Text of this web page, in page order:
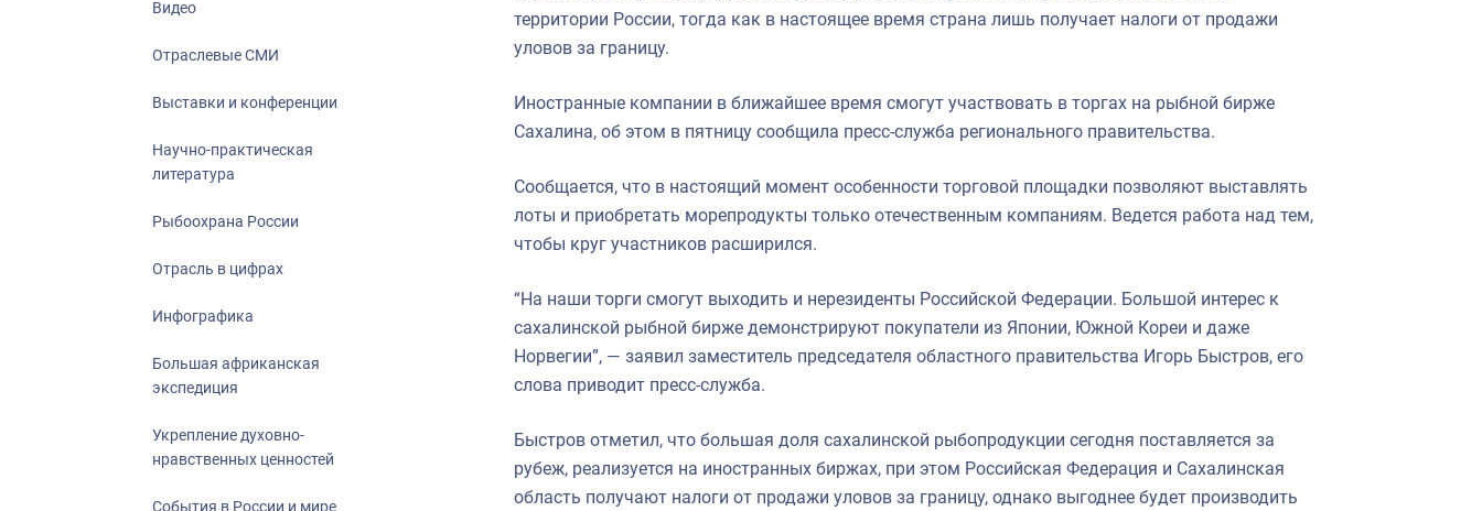
Видео
Отраслевые СМИ
Выставки и конференции
Научно-практическая
литература
Рыбоохрана России
Отрасль в цифрах
Инфографика
Большая африканская
экспедиция
Укрепление духовно-
нравственных ценностей
События в России и мире
территории России, тогда как в настоящее время страна лишь получает налоги от продажи
уловов за границу.
Иностранные компании в ближайшее время смогут участвовать в торгах на рыбной бирже
Сахалина, об этом в пятницу сообщила пресс-служба регионального правительства.
Сообщается, что в настоящий момент особенности торговой площадки позволяют выставлять
лоты и приобретать морепродукты только отечественным компаниям. Ведется работа над тем,
чтобы круг участников расширился.
“На наши торги смогут выходить и нерезиденты Российской Федерации. Большой интерес к
сахалинской рыбной бирже демонстрируют покупатели из Японии, Южной Кореи и даже
Норвегии”, — заявил заместитель председателя областного правительства Игорь Быстров, его
слова приводит пресс-служба.
Быстров отметил, что большая доля сахалинской рыбопродукции сегодня поставляется за
рубеж, реализуется на иностранных биржах, при этом Российская Федерация и Сахалинская
область получают налоги от продажи уловов за границу, однако выгоднее будет производить